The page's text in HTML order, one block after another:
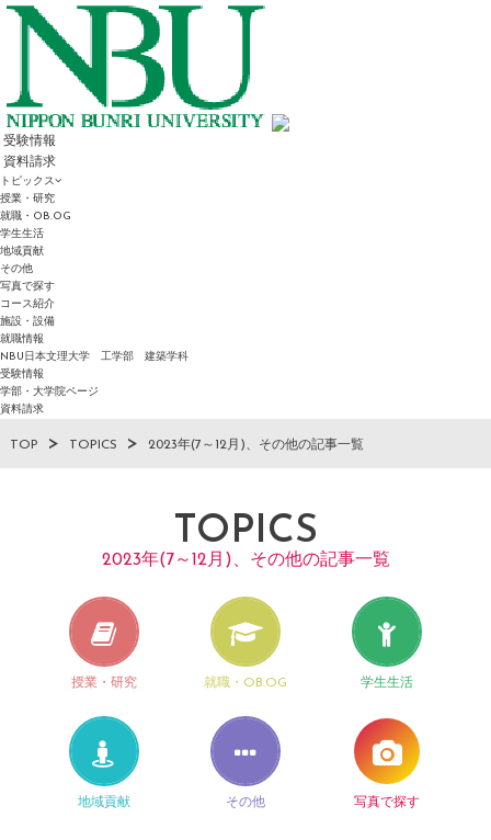
受験情報
資料請求
トピックス
授業・研究
就職・OB.OG
学生生活
地域貢献
その他
写真で探す
コース紹介
施設・設備
就職情報
NBU日本文理大学 工学部 建築学科
受験情報
学部・大学院ページ
資料請求
TOP TOPICS 2023年(7～12月)、その他の記事一覧
TOPICS
2023年(7～12月)、その他の記事一覧
授業・研究 就職・OB.OG 学生生活
地域貢献 その他 写真で探す